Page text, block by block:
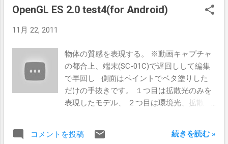
と言って、処理速度が見劣りするという訳
ES 1.1では最大８つライトを配置できます。
OpenGL ES 1.1で８つの平行光源を配置して
測ったところ、このような結果でした。 少
し処理速度が落ちています。 一方、OpenGL
ES 2.0で光源を増やせば、処理速度が落ちる
のは自明です。 つまりどちらを採用するに
る、という事になります。
OpenGL ES 2.0 test4(for Android)
11月 22, 2011
物体の質感を表現する。 ※動画キャプチャ
の都合上、端末(SC-01C)で遅回しして編集
で早回し 側面はペイントでベタ塗りした
だけの手抜きです。 １つ目は拡散光のみを
表現したモデル、 ２つ目は環境光、拡散
絵がくるくる回るだけの状態よりは少しリ
コメントを投稿 続きを読む »